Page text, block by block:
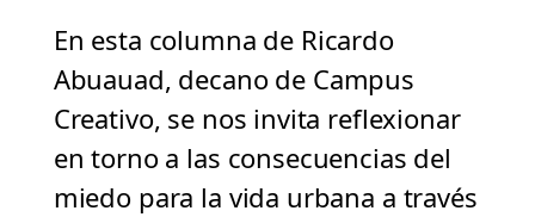
En esta columna de Ricardo
Abuauad, decano de Campus
Creativo, se nos invita reflexionar
en torno a las consecuencias del
miedo para la vida urbana a través